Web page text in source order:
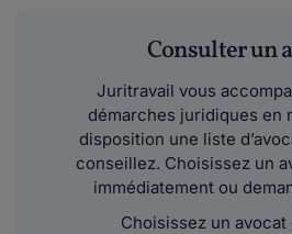
Consulter un
Juritravail vous
démarches juridiques en
disposition une liste
conseillez. Choisissez un
immédiatement ou
Choisissez un